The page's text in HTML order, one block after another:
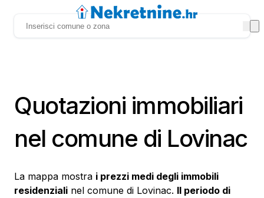
Quotazioni immobiliari
nel comune di Lovinac
La mappa mostra i prezzi medi degli immobili
residenziali nel comune di Lovinac. Il periodo di